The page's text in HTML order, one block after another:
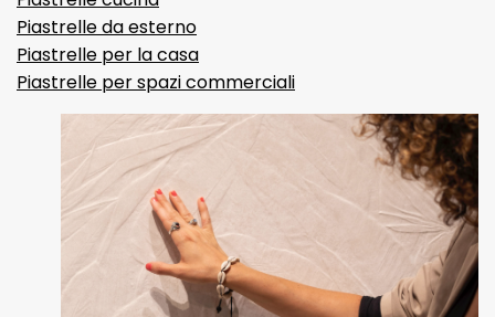
Piastrelle da esterno
Piastrelle per la casa
Piastrelle per spazi commerciali